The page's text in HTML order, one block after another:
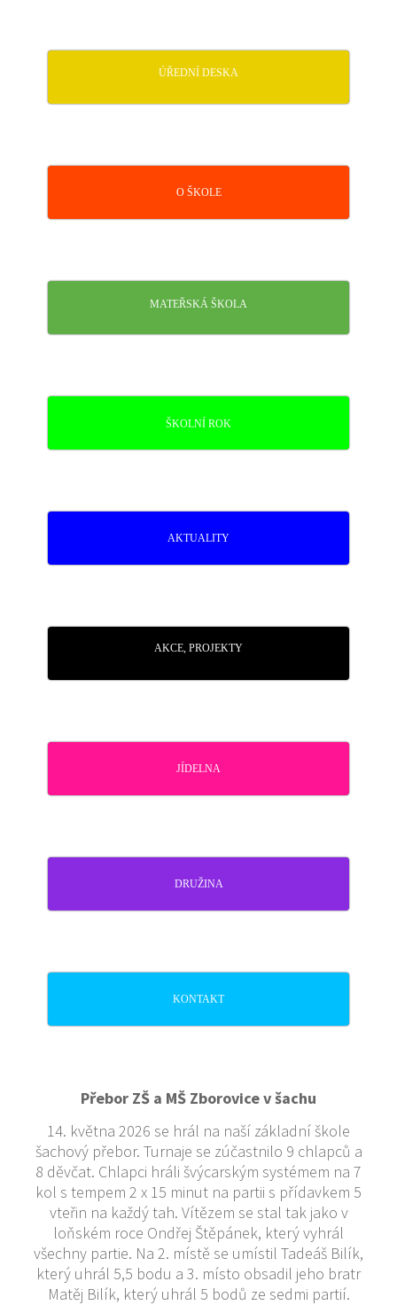
ÚŘEDNÍ DESKA
O ŠKOLE
MATEŘSKÁ ŠKOLA
ŠKOLNÍ ROK
AKTUALITY
AKCE, PROJEKTY
JÍDELNA
DRUŽINA
KONTAKT
Přebor ZŠ a MŠ Zborovice v šachu
14. května 2026 se hrál na naší základní škole
šachový přebor. Turnaje se zúčastnilo 9 chlapců a
8 děvčat. Chlapci hráli švýcarským systémem na 7
kol s tempem 2 x 15 minut na partii s přídavkem 5
vteřin na každý tah. Vítězem se stal tak jako v
loňském roce Ondřej Štěpánek, který vyhrál
všechny partie. Na 2. místě se umístil Tadeáš Bilík,
který uhrál 5,5 bodu a 3. místo obsadil jeho bratr
Matěj Bilík, který uhrál 5 bodů ze sedmi partií.